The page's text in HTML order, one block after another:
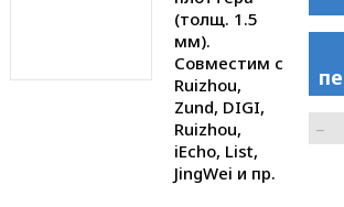
(толщ. 1.5
мм).
Совместим с
Ruizhou,
Zund, DIGI,
Ruizhou,
iEcho, List,
JingWei и пр.
–